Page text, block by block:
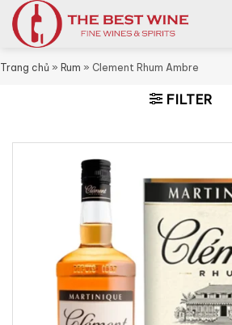
Skip
to
content
Trang chủ » Rum » Clement Rhum Ambre
FILTER